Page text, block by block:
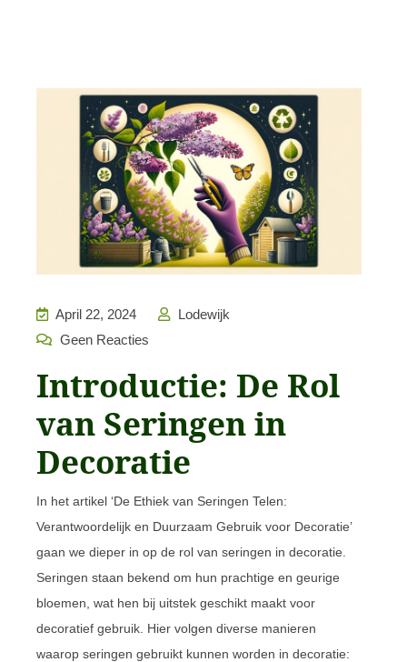
April 22, 2024
Lodewijk
Geen Reacties
Introductie: De Rol
van Seringen in
Decoratie
In het artikel ‘De Ethiek van Seringen Telen:
Verantwoordelijk en Duurzaam Gebruik voor Decoratie’
gaan we dieper in op de rol van seringen in decoratie.
Seringen staan bekend om hun prachtige en geurige
bloemen, wat hen bij uitstek geschikt maakt voor
decoratief gebruik. Hier volgen diverse manieren
waarop seringen gebruikt kunnen worden in decoratie: